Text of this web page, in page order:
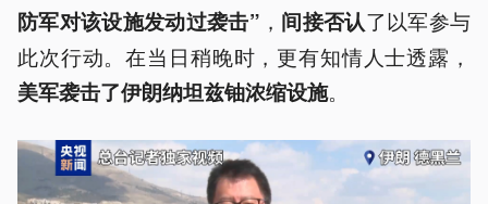
防军对该设施发动过袭击” ， 间接否认了以军参与
此次行动。在当日稍晚时，更有知情人士透露，
美军袭击了伊朗纳坦兹铀浓缩设施。